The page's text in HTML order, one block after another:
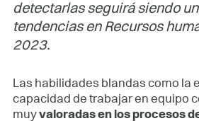
detectarlas seguirá siendo
tendencias en Recursos
2023.
Las habilidades blandas como la
capacidad de trabajar en equipo
muyvaloradas en los procesos